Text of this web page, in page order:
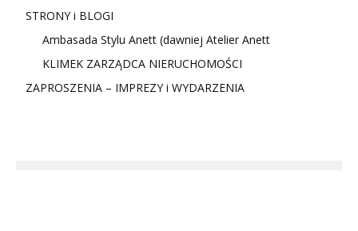
STRONY i BLOGI
Ambasada Stylu Anett (dawniej Atelier Anett
KLIMEK ZARZĄDCA NIERUCHOMOŚCI
ZAPROSZENIA – IMPREZY i WYDARZENIA